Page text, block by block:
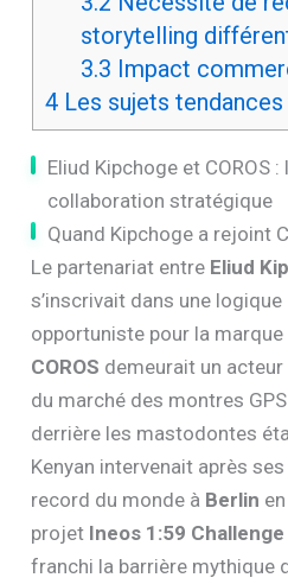
storytelling
3.3 Impact
4Les sujets tendances
Eliud Kipchoge et COROS :
collaboration stratégique
Quand Kipchoge a rejoint
Le partenariat entre Eliud
s’inscrivait dans une
opportuniste pour la
COROS demeurait un
du marché des montres
derrière les mastodontes
Kenyan intervenait après
record du monde à Berlin
projet Ineos 1:59 Challenge
franchi la barrière mythique